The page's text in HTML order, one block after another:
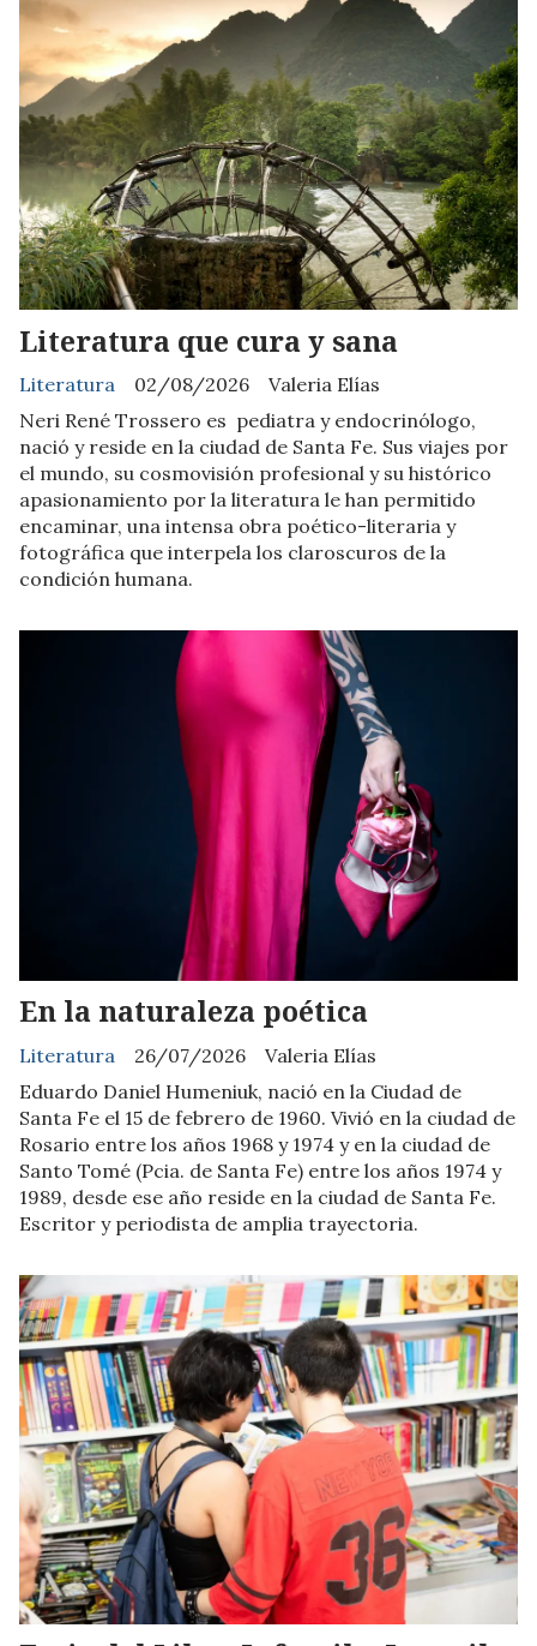
Literatura que cura y sana
Valeria Elías
Literatura
02/08/2026
Neri René Trossero es pediatra y endocrinólogo,
nació y reside en la ciudad de Santa Fe. Sus viajes por
el mundo, su cosmovisión profesional y su histórico
apasionamiento por la literatura le han permitido
encaminar, una intensa obra poético-literaria y
fotográfica que interpela los claroscuros de la
condición humana.
En la naturaleza poética
Valeria Elías
Literatura
26/07/2026
Eduardo Daniel Humeniuk, nació en la Ciudad de
Santa Fe el 15 de febrero de 1960. Vivió en la ciudad de
Rosario entre los años 1968 у 1974 y en la ciudad de
Santo Tomé (Pcia. de Santa Fe) entre los años 1974 y
1989, desde ese año reside en la ciudad de Santa Fe.
Escritor y periodista de amplia trayectoria.